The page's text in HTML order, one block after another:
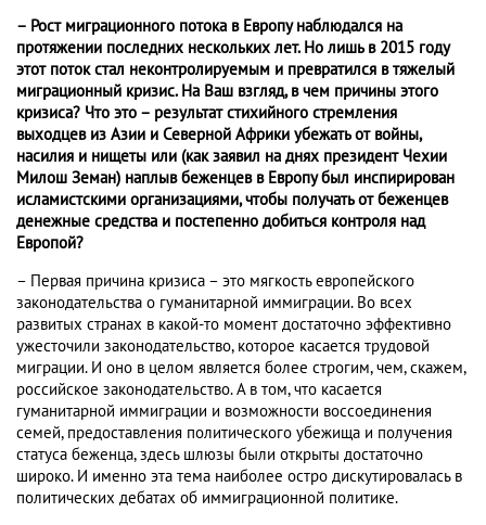
– Рост миграционного потока в Европу наблюдался на
протяжении последних нескольких лет. Но лишь в 2015 году
этот поток стал неконтролируемым и превратился в тяжелый
миграционный кризис. На Ваш взгляд, в чем причины этого
кризиса? Что это – результат стихийного стремления
выходцев из Азии и Северной Африки убежать от войны,
насилия и нищеты или (как заявил на днях президент Чехии
Милош Земан) наплыв беженцев в Европу был инспирирован
исламистскими организациями, чтобы получать от беженцев
денежные средства и постепенно добиться контроля над
Европой?
– Первая причина кризиса – это мягкость европейского
законодательства о гуманитарной иммиграции. Во всех
развитых странах в какой-то момент достаточно эффективно
ужесточили законодательство, которое касается трудовой
миграции. И оно в целом является более строгим, чем, скажем,
российское законодательство. А в том, что касается
гуманитарной иммиграции и возможности воссоединения
семей, предоставления политического убежища и получения
статуса беженца, здесь шлюзы были открыты достаточно
широко. И именно эта тема наиболее остро дискутировалась в
политических дебатах об иммиграционной политике.